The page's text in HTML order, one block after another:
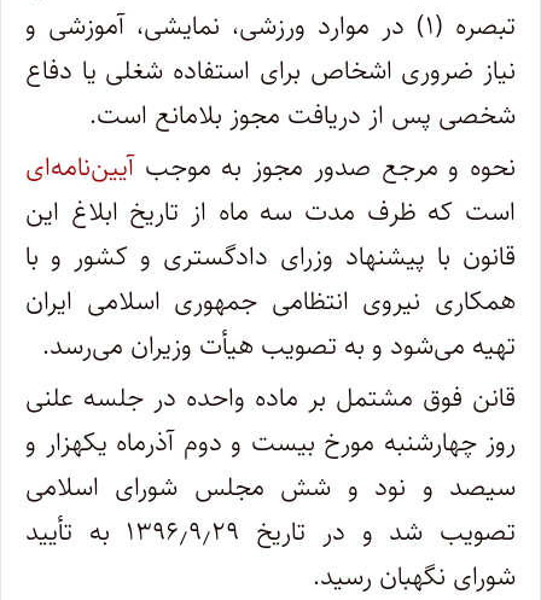
تبصره (۱) در موارد ورزشی، نمایشی، آموزشی و
نیاز ضروری اشخاص برای استفاده شغلی یا دفاع
شخصی پس از دریافت مجوز بلامانع است.
نحوه و مرجع صدور مجوز به موجبآیین‌نامه‌ای
است که ظرف مدت سه ماه از تاریخ ابلاغ این
قانون با پیشنهاد وزرای دادگستری و کشور و با
همکاری نیروی انتظامی جمهوری اسلامی ایران
تهیه می‌شود و به تصویب هیأت وزیران می‌رسد.
قانن فوق مشتمل بر ماده واحده در جلسه علنی
روز چهارشنبه مورخ بیست و دوم آذرماه یکهزار و
سیصد و نود و شش مجلس شورای اسلامی
تصویب شد و در تاریخ ۱۳۹۶٫۹٫۲۹ به تأیید
شورای نگهبان رسید.